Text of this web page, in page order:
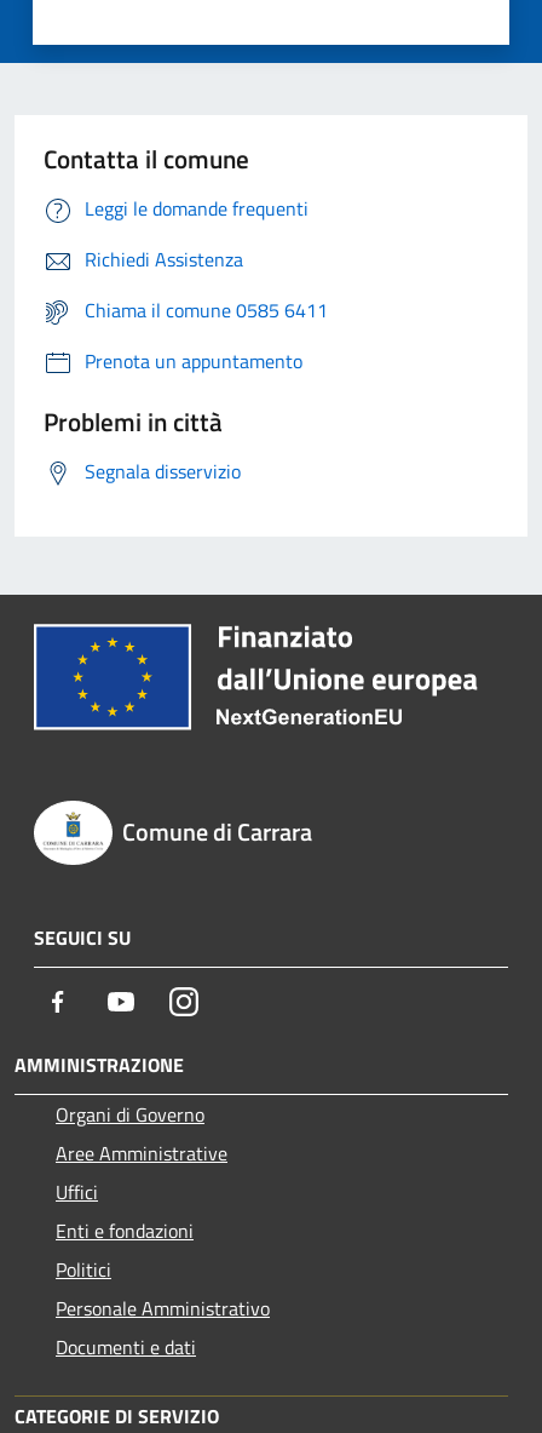
Contatta il comune
Leggi le domande frequenti
Richiedi Assistenza
Chiama il comune 0585 6411
Prenota un appuntamento
Problemi in città
Segnala disservizio
Comune di Carrara
SEGUICI SU
Facebook YoutubeInstagram
AMMINISTRAZIONE
Organi di Governo
Aree Amministrative
Uffici
Enti e fondazioni
Politici
Personale Amministrativo
Documenti e dati
CATEGORIE DI SERVIZIO